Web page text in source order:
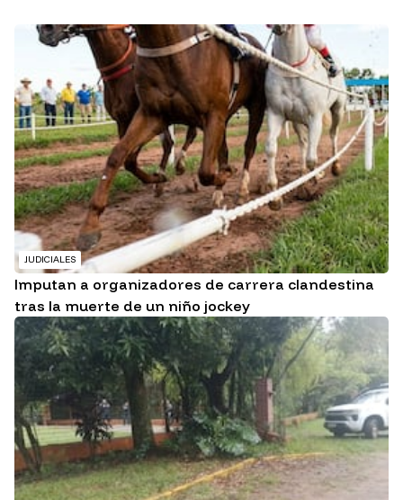
JUDICIALES
Imputan a organizadores de carrera clandestina
tras la muerte de un niño jockey